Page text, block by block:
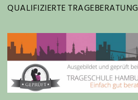
QUALIFIZIERTE TRAGEBERATUNG